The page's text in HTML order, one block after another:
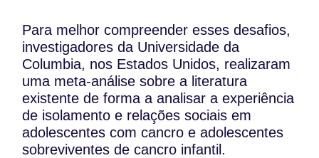
Para melhor compreender esses desafios,
investigadores da Universidade da
Columbia, nos Estados Unidos, realizaram
uma meta-análise sobre a literatura
existente de forma a analisar a experiência
de isolamento e relações sociais em
adolescentes com cancro e adolescentes
sobreviventes de cancro infantil.